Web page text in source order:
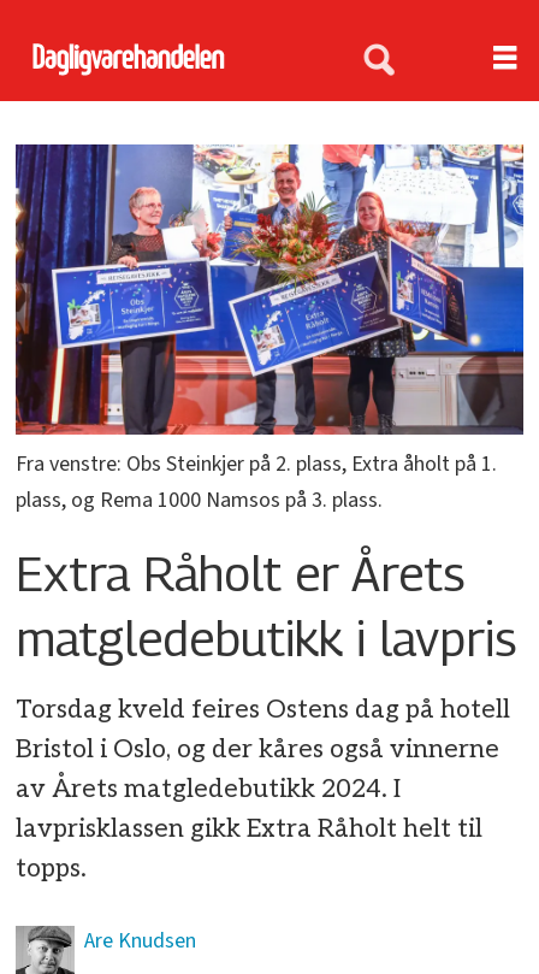
Fra venstre: Obs Steinkjer på 2. plass, Extra åholt på 1.
plass, og Rema 1000 Namsos på 3. plass.
Extra Råholt er Årets
matgledebutikk i lavpris
Torsdag kveld feires Ostens dag på hotell
Bristol i Oslo, og der kåres også vinnerne
av Årets matgledebutikk 2024. I
lavprisklassen gikk Extra Råholt helt til
topps.
Are Knudsen